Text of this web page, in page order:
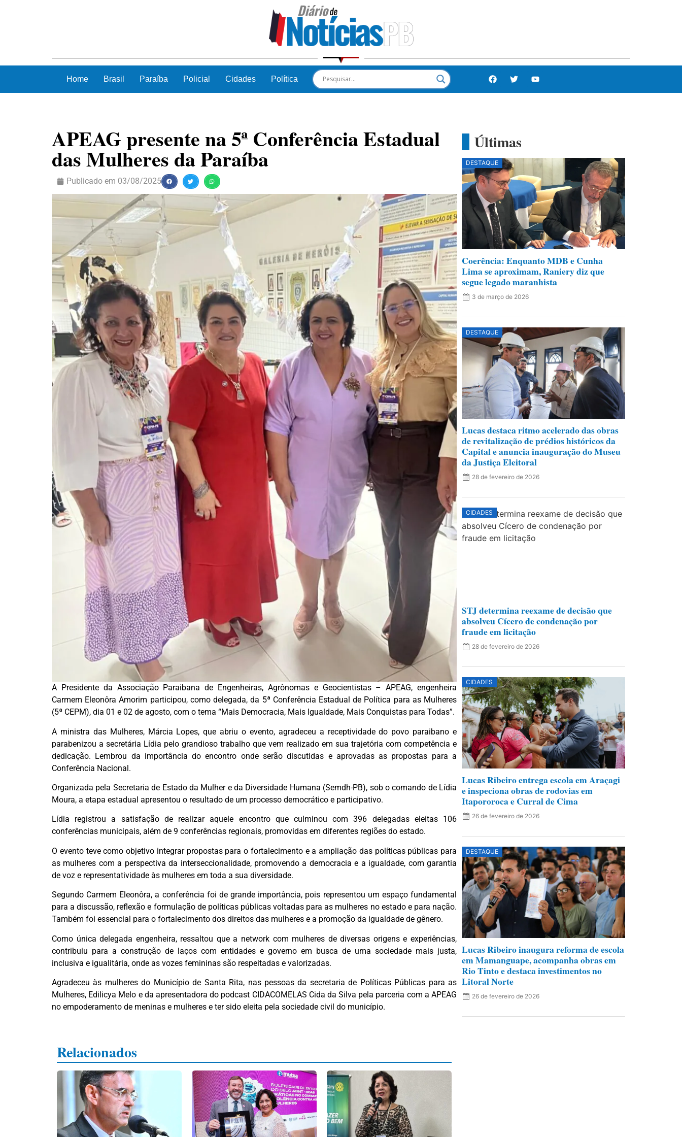
Home Brasil Paraíba Policial Cidades Política
APEAG presente na 5ª Conferência Estadual
das Mulheres da Paraíba
Publicado em 03/08/2025
A Presidente da Associação Paraibana de Engenheiras, Agrônomas e Geocientistas – APEAG, engenheira
Carmem Eleonôra Amorim participou, como delegada, da 5ª Conferência Estadual de Política para as Mulheres
(5ª CEPM), dia 01 e 02 de agosto, com o tema “Mais Democracia, Mais Igualdade, Mais Conquistas para Todas”.
A ministra das Mulheres, Márcia Lopes, que abriu o evento, agradeceu a receptividade do povo paraibano e
parabenizou a secretária Lídia pelo grandioso trabalho que vem realizado em sua trajetória com competência e
dedicação. Lembrou da importância do encontro onde serão discutidas e aprovadas as propostas para a
Conferência Nacional.
Organizada pela Secretaria de Estado da Mulher e da Diversidade Humana (Semdh-PB), sob o comando de Lídia
Moura, a etapa estadual apresentou o resultado de um processo democrático e participativo.
Lídia registrou a satisfação de realizar aquele encontro que culminou com 396 delegadas eleitas 106
conferências municipais, além de 9 conferências regionais, promovidas em diferentes regiões do estado.
O evento teve como objetivo integrar propostas para o fortalecimento e a ampliação das políticas públicas para
as mulheres com a perspectiva da interseccionalidade, promovendo a democracia e a igualdade, com garantia
de voz e representatividade às mulheres em toda a sua diversidade.
Segundo Carmem Eleonôra, a conferência foi de grande importância, pois representou um espaço fundamental
para a discussão, reflexão e formulação de políticas públicas voltadas para as mulheres no estadoe para nação.
Também foi essencial para o fortalecimento dos direitos das mulheres e a promoção da igualdade de gênero.
Como única delegada engenheira, ressaltou que a network com mulheres de diversas origens e experiências,
contribuiu para a construção de laços com entidades e governo em busca de uma sociedade mais justa,
inclusiva e igualitária, onde as vozes femininas são respeitadas e valorizadas.
Agradeceu às mulheres do Município de Santa Rita, nas pessoas da secretaria de Políticas Públicas para as
Mulheres, Edilicya Melo e da apresentadora do podcast CIDACOMELAS Cida da Silva pela parceria com a APEAG
no empoderamento de meninas e mulheres e ter sido eleita pela sociedade civil do município.
Relacionados
Últimas
DESTAQUE
Coerência: Enquanto MDB e Cunha
Lima se aproximam, Raniery diz que
segue legado maranhista
3 de março de 2026
DESTAQUE
Lucas destaca ritmo acelerado das obras
de revitalização de prédios históricos da
Capital e anuncia inauguração do Museu
da Justiça Eleitoral
28 de fevereiro de 2026
CIDADES
STJ determina reexame de decisão que
absolveu Cícero de condenação por
fraude em licitação
28 de fevereiro de 2026
CIDADES
Lucas Ribeiro entrega escola em Araçagi
e inspeciona obras de rodovias em
Itapororoca e Curral de Cima
26 de fevereiro de 2026
DESTAQUE
Lucas Ribeiro inaugura reforma de escola
em Mamanguape, acompanha obras em
Rio Tinto e destaca investimentos no
Litoral Norte
26 de fevereiro de 2026